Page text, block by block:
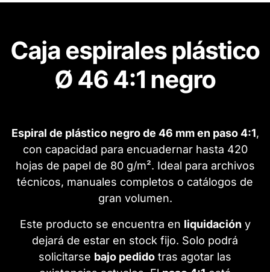
Caja espirales plástico
Ø 46 4:1 negro
Espiral de plástico negro de 46 mm en paso 4:1,
con capacidad para encuadernar hasta 420
hojas de papel de 80 g/m². Ideal para archivos
técnicos, manuales completos o catálogos de
gran volumen.
Este producto se encuentra en liquidación y
dejará de estar en stock fijo. Solo podrá
solicitarse bajo pedido tras agotar las